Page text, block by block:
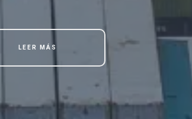
LEER MÁS